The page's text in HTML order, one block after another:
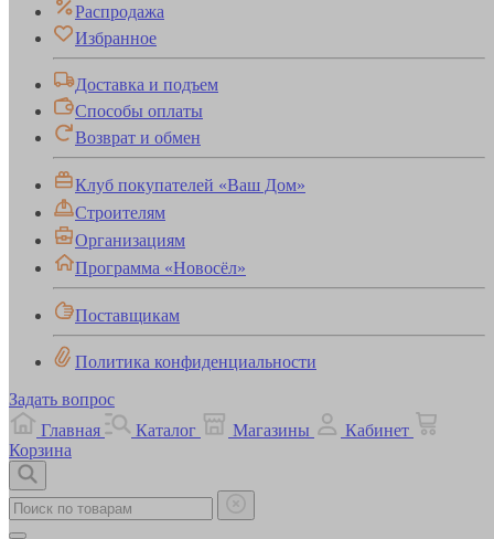
Распродажа
Избранное
Доставка и подъем
Способы оплаты
Возврат и обмен
Клуб покупателей «Ваш Дом»
Строителям
Организациям
Программа «Новосёл»
Поставщикам
Политика конфиденциальности
Задать вопрос
Главная
Каталог Магазины
Кабинет
Корзина